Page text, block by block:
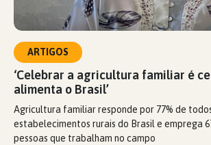
ARTIGOS
‘Celebrar a agricultura familiar é
alimenta o Brasil’
Agricultura familiar responde por 77% de
estabelecimentos rurais do Brasil e emprega
pessoas que trabalham no campo